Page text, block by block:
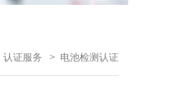
认证服务 电池检测认证